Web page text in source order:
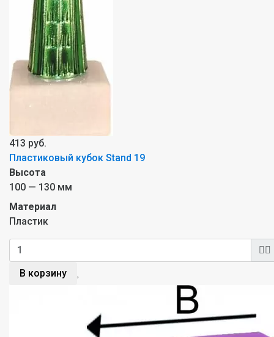
413 руб.
Пластиковый кубок Stand 19
Высота
100 — 130 мм
Материал
Пластик
В корзину